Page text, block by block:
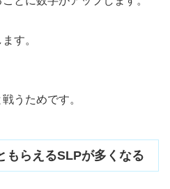
す。
うためです。
もらえるSLPが多くなる